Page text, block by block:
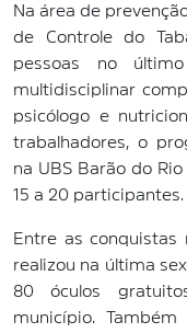
Na área de
de Controle do
pessoas no
multidisciplinar
psicólogo e
trabalhadores, o
na UBS Barão do
15 a 20 participantes.
Entre as conquistas
realizou na última
80 óculos
município.